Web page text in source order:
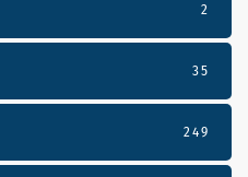
2
35
249